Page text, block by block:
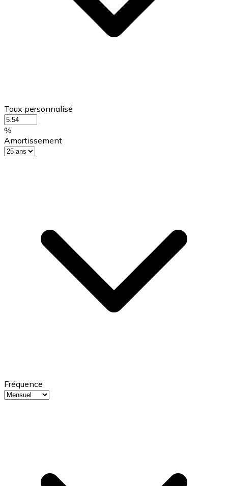
Taux personnalisé
%
Amortissement
Fréquence